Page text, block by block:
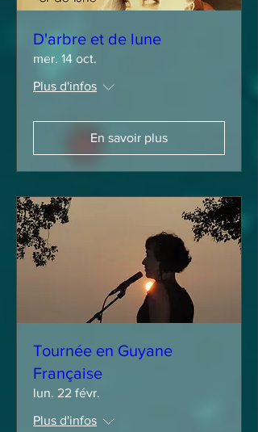
D'arbre et de lune
mer. 14 oct.
Plus d'infos
En savoir plus
Tournée en Guyane
Française
lun. 22 févr.
Plus d'infos